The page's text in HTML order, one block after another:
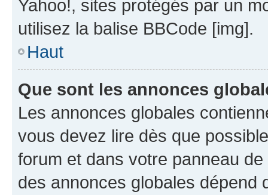
Yahoo!, sites protégés par un
utilisez la balise BBCode [img].
Haut
Que sont les annonces
Les annonces globales
vous devez lire dès que
forum et dans votre panneau
des annonces globales dépend